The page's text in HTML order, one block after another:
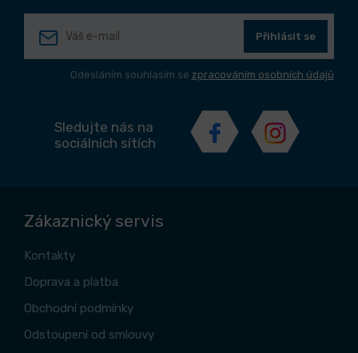
Přihlásit se
Odesláním souhlasím se zpracováním osobních údajů
Sledujte nás na
sociálních sítích
Zákaznický servis
Kontakty
Doprava a platba
Obchodní podmínky
Odstoupení od smlouvy